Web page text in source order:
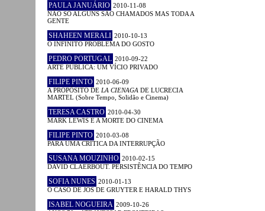
PAULA JANUÁRIO 2010-11-08
NÃO SÓ ALGUNS SÃO CHAMADOS MAS TODA A
GENTE
SHAHEEN MERALI 2010-10-13
O INFINITO PROBLEMA DO GOSTO
PEDRO PORTUGAL 2010-09-22
ARTE PÚBLICA: UM VÍCIO PRIVADO
FILIPE PINTO 2010-06-09
A PROPÓSITO DE LA CIENAGA DE LUCRECIA
MARTEL (Sobre Tempo, Solidão e Cinema)
TERESA CASTRO 2010-04-30
MARK LEWIS E A MORTE DO CINEMA
FILIPE PINTO 2010-03-08
PARA UMA CRÍTICA DA INTERRUPÇÃO
SUSANA MOUZINHO 2010-02-15
DAVID CLAERBOUT. PERSISTÊNCIA DO TEMPO
SOFIA NUNES 2010-01-13
O CASO DE JOS DE GRUYTER E HARALD THYS
ISABEL NOGUEIRA 2009-10-26